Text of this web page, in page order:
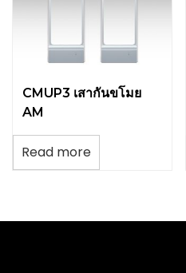
CMUP3 เสากันขโมย
AM
Read more